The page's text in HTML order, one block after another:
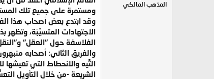
المذهب المالكي
ومستمرة على جميع تلك
وقد ابتدع بعض أصحاب هذا
الاجتهادات المتسيِّبَة، وتظهر
الفلاسفة حول "العقل"
والفريق الثاني: أصحابه
التَّيه والانحطاط التي تعيشها
الشريعة -من خلال التأويل